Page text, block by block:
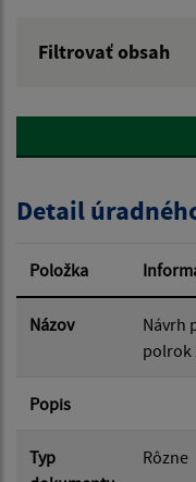
Filtrovať obsah
Popis:
Dátum zverejnenia
Dátum zverejnenia
Detail
Položka
Názov
Návrh
polrok
Popis
Typ
Rôzne